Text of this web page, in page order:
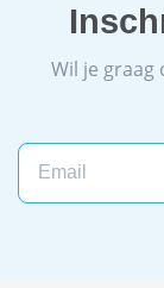
Wil je graag
Email